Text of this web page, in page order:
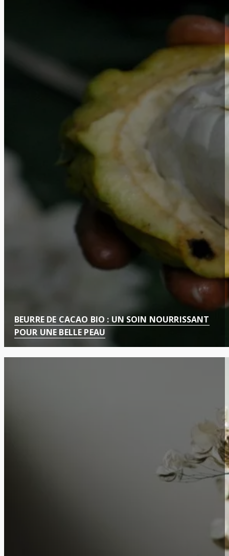
BEURRE DE CACAO BIO : UN SOIN NOURRISSANT
POUR UNE BELLE PEAU